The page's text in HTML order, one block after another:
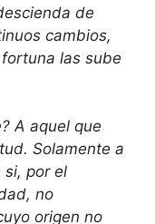
de
cambios,
las sube
A aquel que
Solamente a
si, por el
no
origen no